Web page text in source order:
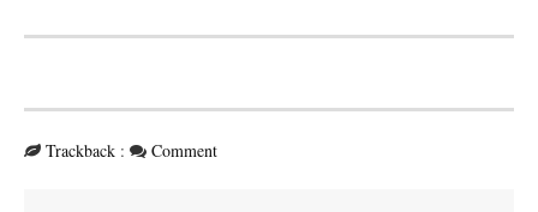
Trackback : Comment